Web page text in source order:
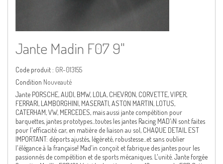
Jante Madin F07 9"
Code produit : GR-013155
Condition Nouveauté
Jante PORSCHE, AUDI, BMW, LOLA, CHEVRON, CORVETTE, VIPER,
FERRARI, LAMBORGHINI, MASERATI, ASTON MARTIN, LOTUS,
CATERHAM, VW, MERCEDES, mais aussi jante compétition pour
barquettes, jantes prototypes...toutes les jantes Racing MAD'iN sont faites
pour l'efficacité car, en matière de liaison au sol, CHAQUE DETAIL EST
IMPORTANT: déports ajustés, légèreté, robustesse...et sans oublier
l'élégance à la française! Mad'in conçoit et fabrique des jantes pour les
passionnés de compétition et de sports mécaniques. L'unité. Jante forgée